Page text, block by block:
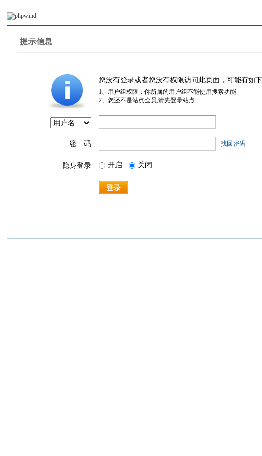
提示信息
您没有登录或者您没有权限访问此页面，可能有如
1、用户组权限：你所属的用户组不能使用搜索功能
2、您还不是站点会员,请先登录站点
密 码 找回密码
隐身登录 开启 关闭
登录